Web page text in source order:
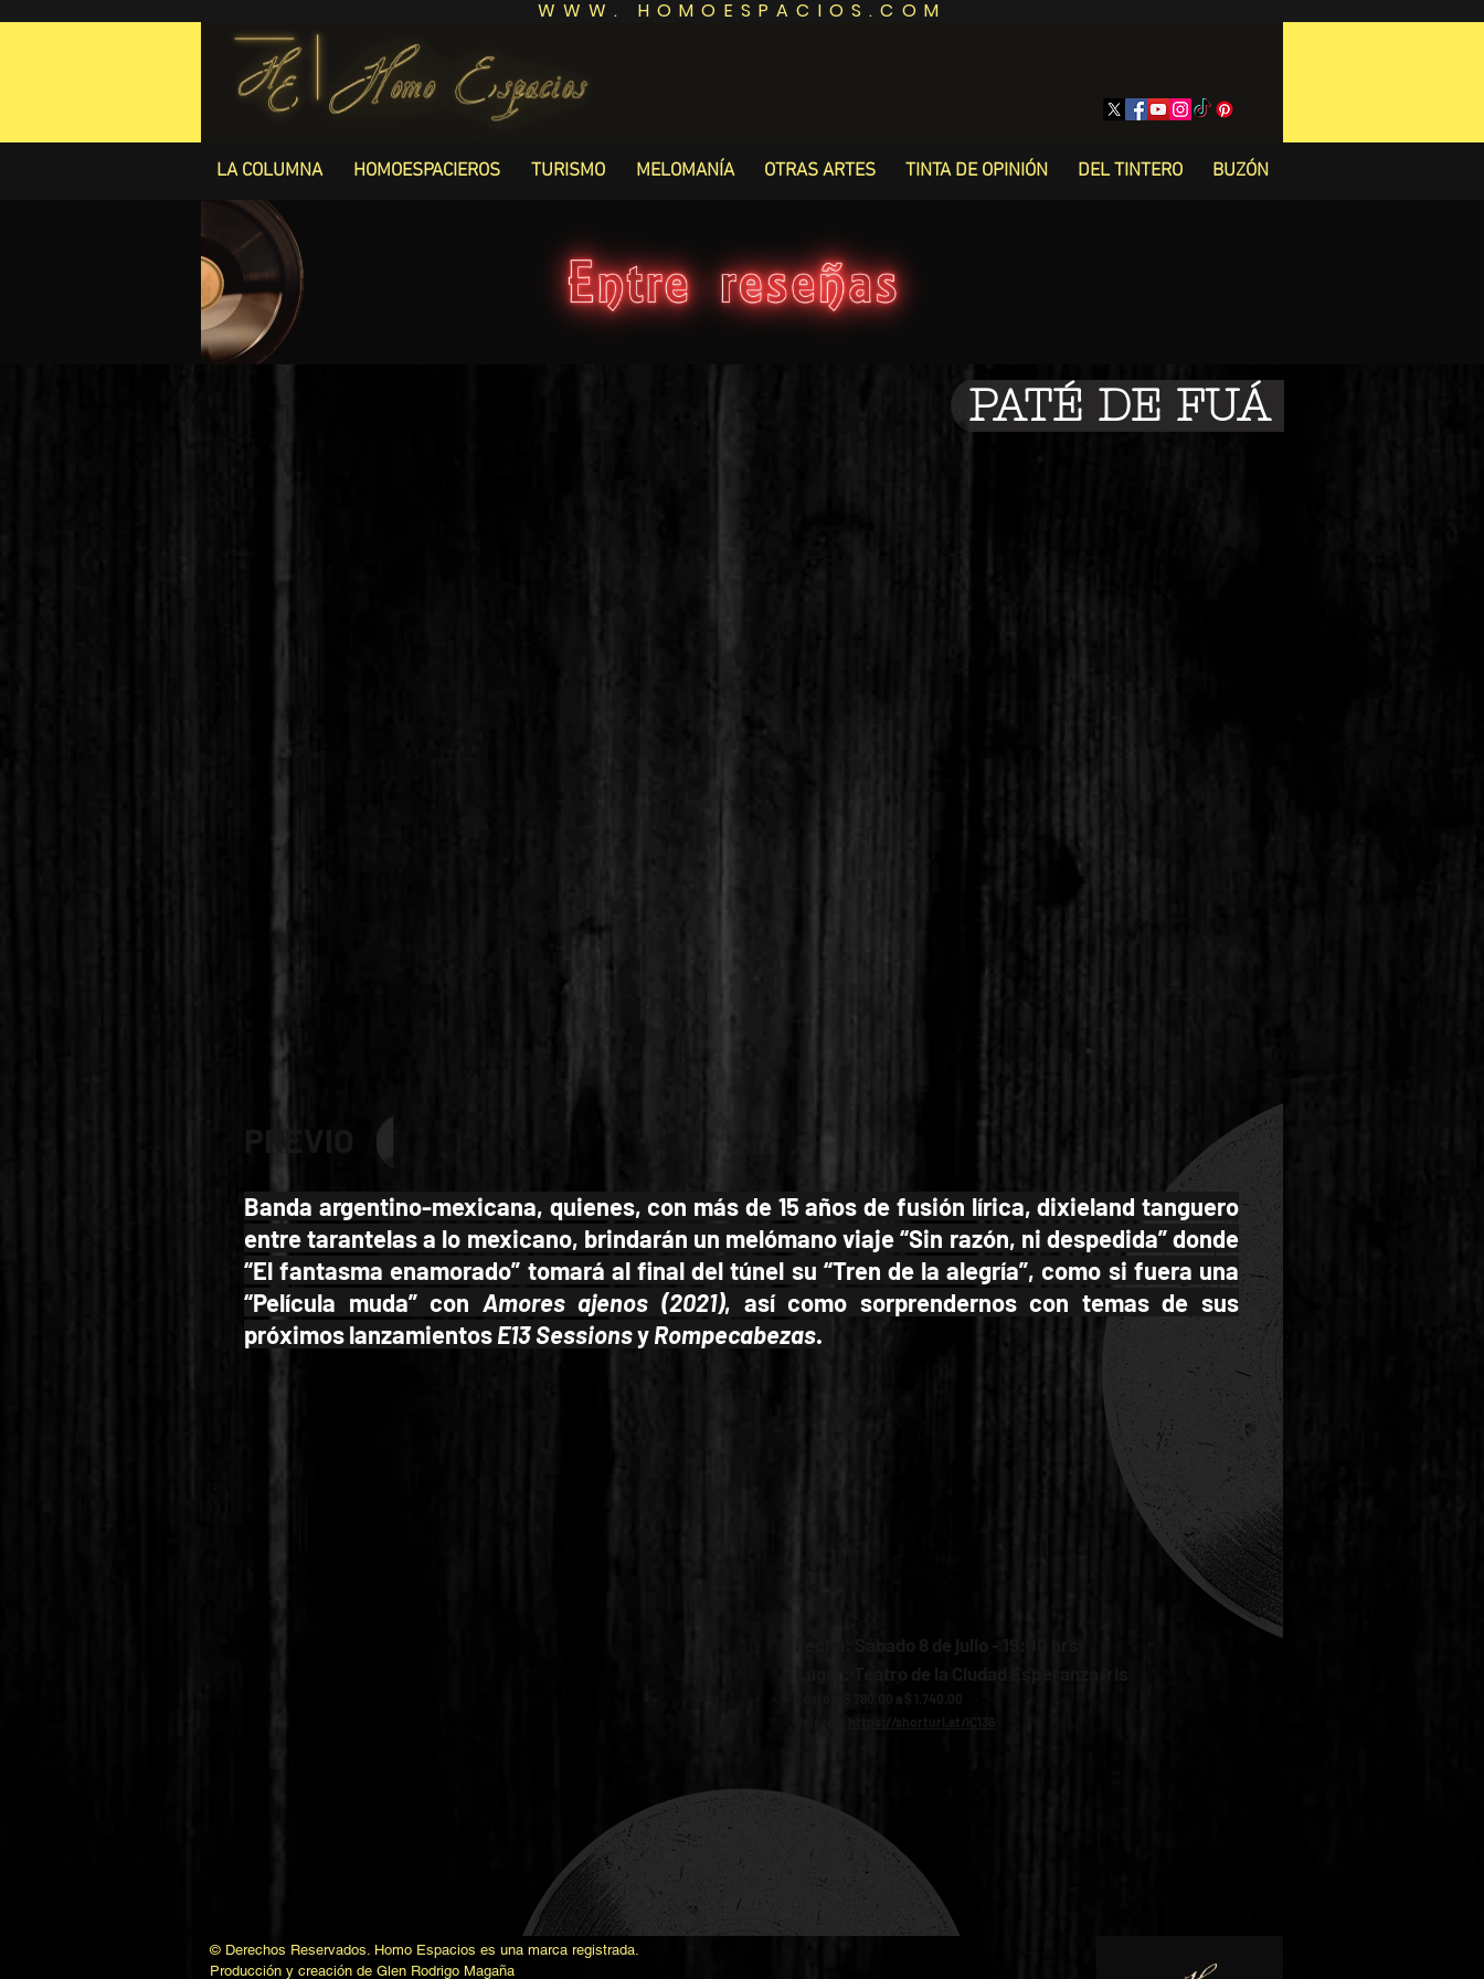
WWW. HOMOESPACIOS.COM
LA COLUMNA HOMOESPACIEROS TURISMO MELOMANÍA OTRAS ARTES TINTA DE OPINIÓN DEL TINTERO BUZÓN
PATÉ DE FUÁ
Banda argentino-mexicana, quienes, con más de 15 años de fusión lírica, dixieland tanguero
entre tarantelas a lo mexicano, brindarán un melómano viaje “Sin razón, ni despedida” donde
“El fantasma enamorado” tomará al final del túnel su “Tren de la alegría”, como si fuera una
“Película muda” con Amores ajenos (2021), así como sorprendernos con temas de sus
próximos lanzamientosE13 SessionsyRompecabezas.
© Derechos Reservados. Homo Espacios es una marca registrada.
Producción y creación de Glen Rodrigo Magaña